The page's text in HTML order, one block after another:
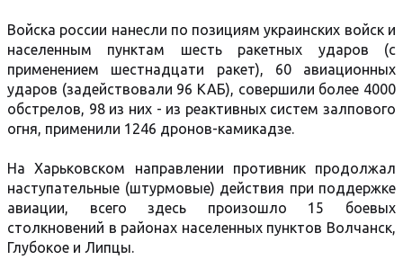
Войска россии нанесли по позициям украинских войск и
населенным пунктам шесть ракетных ударов (с
применением шестнадцати ракет), 60 авиационных
ударов (задействовали 96 КАБ), совершили более 4000
обстрелов, 98 из них - из реактивных систем залпового
огня, применили 1246 дронов-камикадзе.
На Харьковском направлении противник продолжал
наступательные (штурмовые) действия при поддержке
авиации, всего здесь произошло 15 боевых
столкновений в районах населенных пунктов Волчанск,
Глубокое и Липцы.